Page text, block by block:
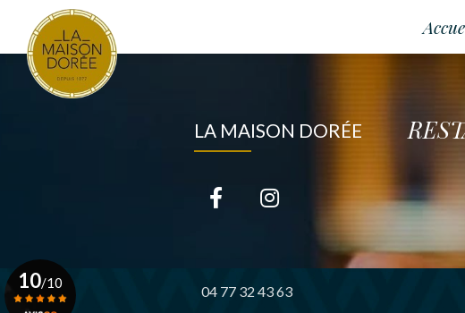
contenu
principal
Navigation principale
LA MAISON DORÉE
04 77 32 43 63
10/10